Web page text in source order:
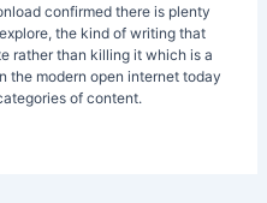
confirmed there is plenty
the kind of writing that
rather than killing it which is a
the modern open internet today
of content.